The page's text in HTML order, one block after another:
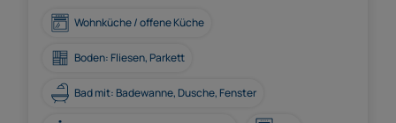
Wohnküche / offene Küche
Boden: Fliesen, Parkett
Bad mit: Badewanne, Dusche, Fenster